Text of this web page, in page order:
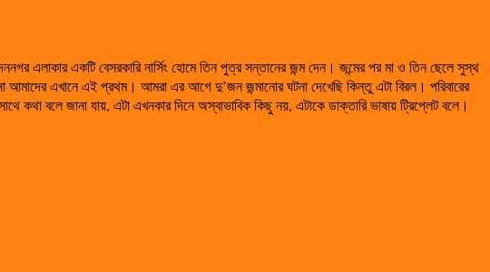
এলাকার একটি বেসরকারি নার্সিং হোমে তিন পুত্র সন্তানের জন্ম দেন। জন্মের পর মা ও তিন ছেলে সুস্থ
এখানে এই প্রথম। আমরা এর আগে দু’জন জন্মানোর ঘটনা দেখেছি কিন্তু এটা বিরল। পরিবারের
বলে জানা যায়, এটা এখনকার দিনে অস্বাভাবিক কিছু নয়, এটাকে ডাক্তারি ভাষায় ট্রিপ্লেট বলে।